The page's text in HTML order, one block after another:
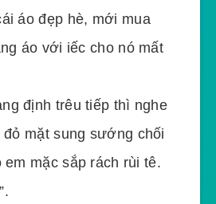
áo đẹp hè, mới mua
áo với iếc cho nó mất
định trêu tiếp thì nghe
đỏ mặt sung sướng chối
em mặc sắp rách rùi tê.